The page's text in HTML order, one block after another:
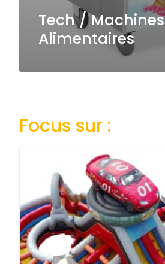
Tech / Machines
Alimentaires
Focus sur :